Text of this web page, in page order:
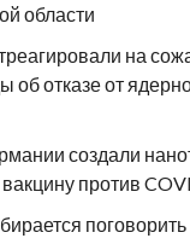
области
на
об отказе от
создали
против
поговорить